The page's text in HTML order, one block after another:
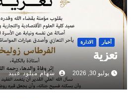
أخبار الادارة
تعزية
يوليو 30, 2026 سهام ميلود عبيد